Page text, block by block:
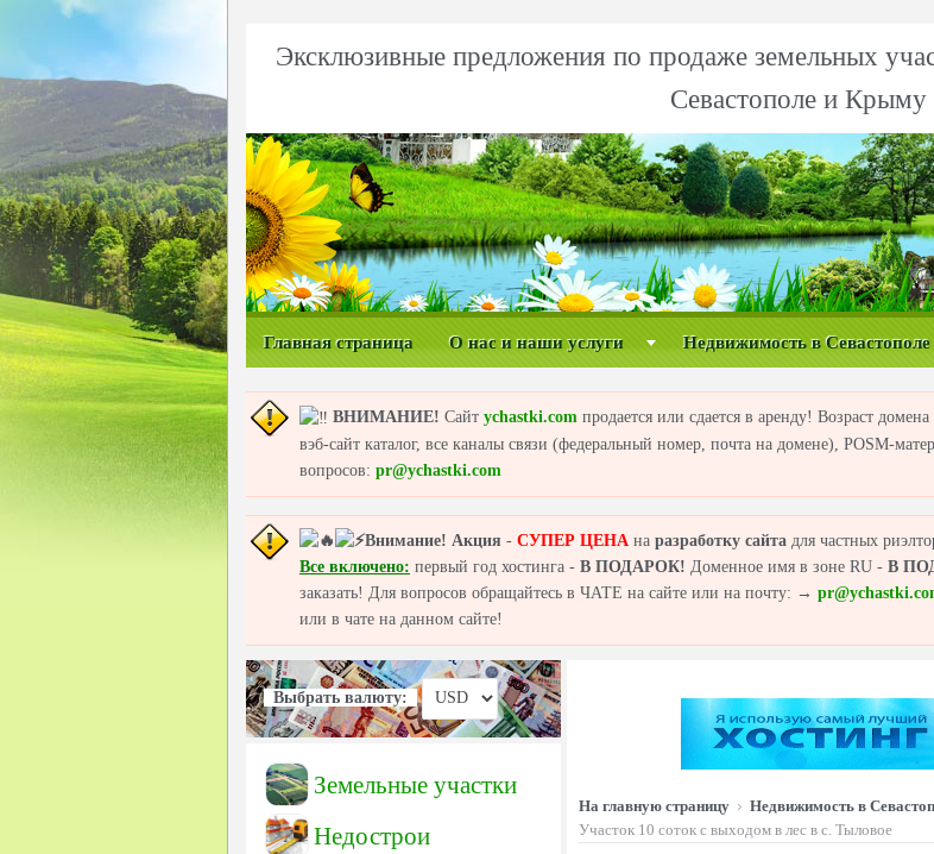
Эксклюзивные предложения по продаже земельных
Севастополе и Крыму
Главная страница О нас и наши услуги Недвижимость в Севастополе
ВНИМАНИЕ! Сайт ychastki.com продается или сдается в аренду! Возраст домена
вэб-сайт каталог, все каналы связи (федеральный номер, почта на домене), POSM-
вопросов: pr@ychastki.com
Внимание! Акция - СУПЕР ЦЕНА на разработку сайта для частных
Все включено: первый год хостинга - В ПОДАРОК! Доменное имя в зоне RU - В
заказать! Для вопросов обращайтесь в ЧАТЕ на сайте или на почту: →
или в чате на данном сайте!
Выбрать валюту:
Земельные участки
Недострои
На главную страницу Недвижимость в
Участок 10 соток с выходом в лес в с. Тыловое